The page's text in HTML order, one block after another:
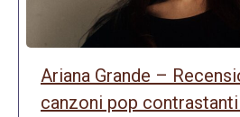
Ariana Grande –
canzoni pop